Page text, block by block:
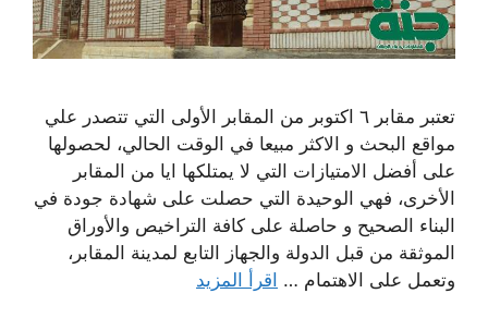
تعتبر مقابر ٦ اكتوبر من المقابر الأولى التي تتصدر علي
مواقع البحث و الاكثر مبيعا في الوقت الحالي، لحصولها
على أفضل الامتيازات التي لا يمتلكها ايا من المقابر
الأخرى، فهي الوحيدة التي حصلت على شهادة جودة في
البناء الصحيح و حاصلة على كافة التراخيص والأوراق
الموثقة من قبل الدولة والجهاز التابع لمدينة المقابر،
وتعمل على الاهتمام … اقرأ المزيد